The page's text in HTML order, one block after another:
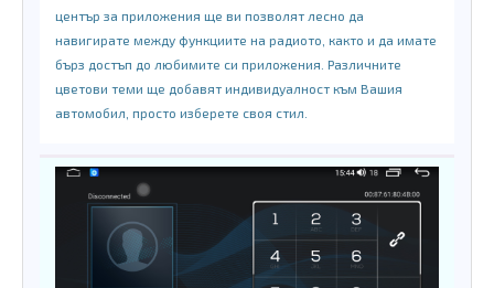
център за приложения ще ви позволят лесно да
навигирате между функциите на радиото, както и да имате
бърз достъп до любимите си приложения. Различните
цветови теми ще добавят индивидуалност към Вашия
автомобил, просто изберете своя стил.